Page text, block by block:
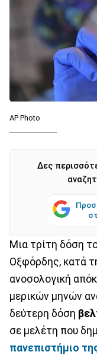
AP Photo
Δες
Μια τρίτη δόση
Οξφόρδης, κατά
ανοσολογική
μερικών μηνών
δεύτερη δόση
σε μελέτη που
πανεπιστήμιο